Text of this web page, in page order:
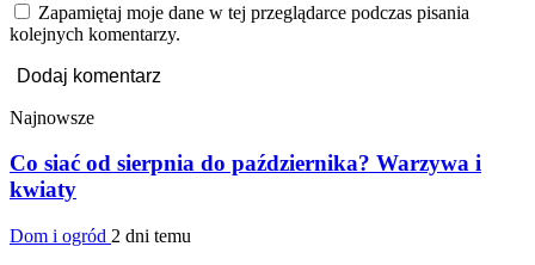
Zapamiętaj moje dane w tej przeglądarce podczas pisania
kolejnych komentarzy.
Najnowsze
Co siać od sierpnia do października? Warzywa i
kwiaty
Dom i ogród 2 dni temu